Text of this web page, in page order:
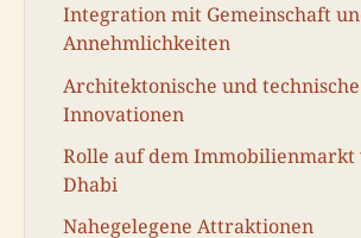
Integration mit Gemeinschaft
Annehmlichkeiten
Architektonische und technische
Innovationen
Rolle auf dem Immobilienmarkt
Dhabi
Nahegelegene Attraktionen